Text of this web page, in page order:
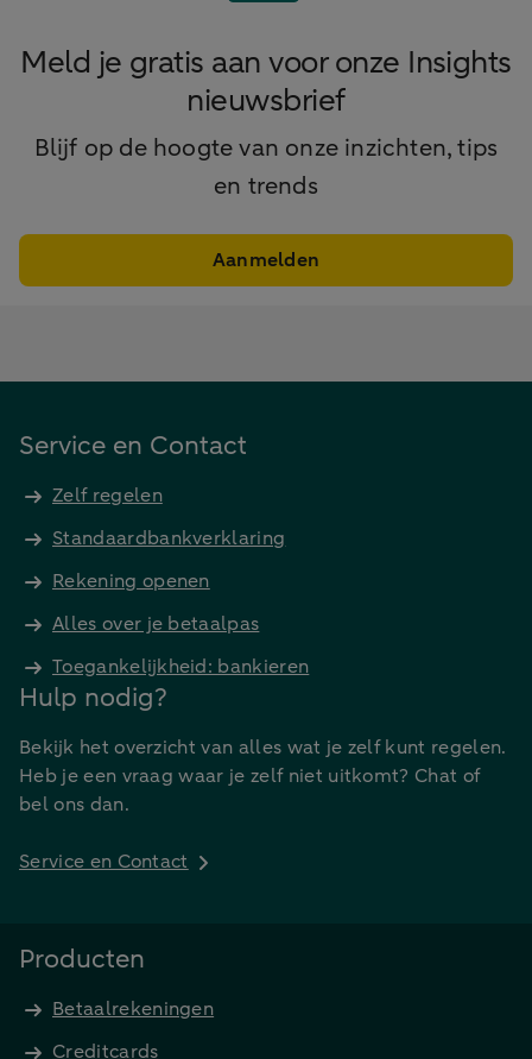
Meld je gratis aan voor onze Insights
nieuwsbrief
Blijf op de hoogte van onze inzichten, tips
en trends
Aanmelden
Service en Contact
Zelf regelen
Standaardbankverklaring
Rekening openen
Alles over je betaalpas
Toegankelijkheid: bankieren
Hulp nodig?
Bekijk het overzicht van alles wat je zelf kunt regelen.
Heb je een vraag waar je zelf niet uitkomt? Chat of
bel ons dan.
Service en Contact
Producten
Betaalrekeningen
Creditcards